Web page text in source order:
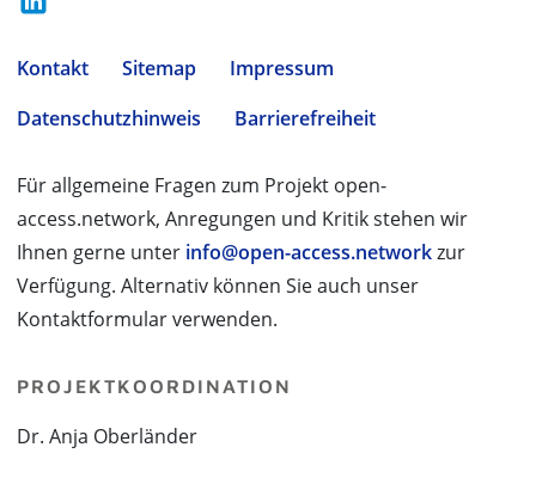
Kontakt Sitemap
Impressum
Datenschutzhinweis
Barrierefreiheit
Für allgemeine Fragen zum Projekt open-
access.network, Anregungen und Kritik stehen wir
Ihnen gerne unter info@open-access.networkzur
Verfügung. Alternativ können Sie auch unser
Kontaktformular verwenden.
PROJEKTKOORDINATION
Dr. Anja Oberländer